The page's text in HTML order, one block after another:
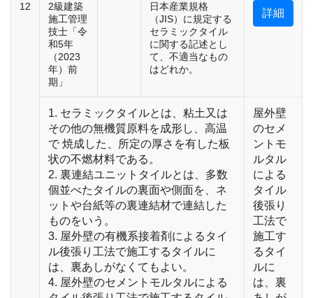
12
2級建築
施工管理
技士「令
和5年
（2023
年）前
期」
日本産業規格
（JIS）に規定する
セラミックタイル
に関する記述とし
て、不適当なもの
はどれか。
詳細
1. セラミックタイルとは、粘土又は
その他の無機質原料を成形し、高温
で 焼成した、所定の厚さを有した板
状の不燃材料である。
2. 裏連結ユニットタイルとは、多数
個並べたタイルの裏面や側面を、ネ
ットや台紙等の裏連結材で連結した
ものをいう。
3. 屋外壁の有機系接着剤によるタイ
ル後張り工法で施工するタイルに
は、裏あしがなくてもよい。
4. 屋外壁のセメントモルタルによる
屋外壁
のセメ
ントモ
ルタル
による
タイル
後張り
工法で
施工す
るタイ
ルに
は、裏